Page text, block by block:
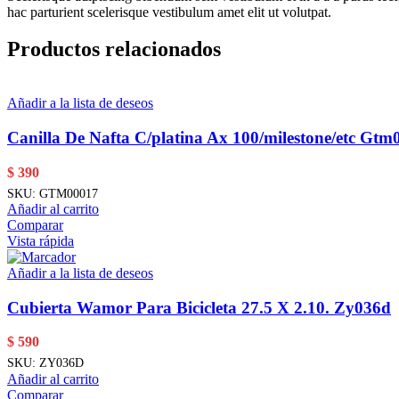
hac parturient scelerisque vestibulum amet elit ut volutpat.
Productos relacionados
Añadir a la lista de deseos
Canilla De Nafta C/platina Ax 100/milestone/etc
$ 390
SKU: GTM00017
Añadir al carrito
Comparar
Vista rápida
Añadir a la lista de deseos
Cubierta Wamor Para Bicicleta 27.5 X 2.10. Zy036d
$ 590
SKU: ZY036D
Añadir al carrito
Comparar